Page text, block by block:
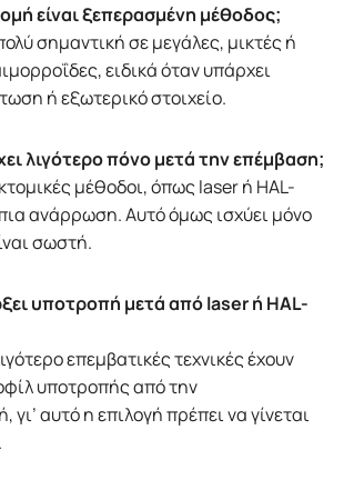
είναι ξεπερασμένη μέθοδος;
σημαντική σε μεγάλες, μικτές ή
ειδικά όταν υπάρχει
ή εξωτερικό στοιχείο.
λιγότερο πόνο μετά την επέμβαση;
μέθοδοι, όπως laser ή HAL-
ανάρρωση. Αυτό όμως ισχύει μόνο
σωστή.
υποτροπή μετά από laser ή HAL-
επεμβατικές τεχνικές έχουν
υποτροπής από την
γι’ αυτό η επιλογή πρέπει να γίνεται